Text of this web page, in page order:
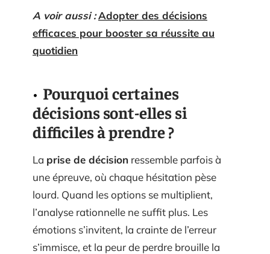
A voir aussi :Adopter des décisions
efficaces pour booster sa réussite au
quotidien
Pourquoi certaines
décisions sont-elles si
difficiles à prendre ?
La prise de décision ressemble parfois à
une épreuve, où chaque hésitation pèse
lourd. Quand les options se multiplient,
l’analyse rationnelle ne suffit plus. Les
émotions s’invitent, la crainte de l’erreur
s’immisce, et la peur de perdre brouille la